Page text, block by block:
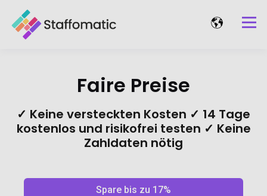
Faire Preise
✓ Keine versteckten Kosten ✓ 14 Tage
kostenlos und risikofrei testen ✓ Keine
Zahldaten nötig
Spare bis zu 17%